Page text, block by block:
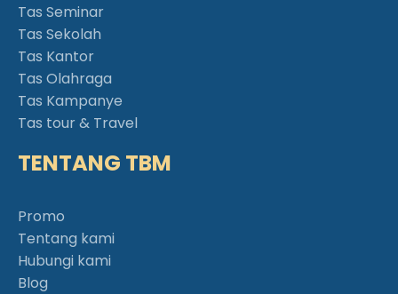
Tas Seminar
Tas Sekolah
Tas Kantor
Tas Olahraga
Tas Kampanye
Tas tour & Travel
TENTANG TBM
Promo
Tentang kami
Hubungi kami
Blog